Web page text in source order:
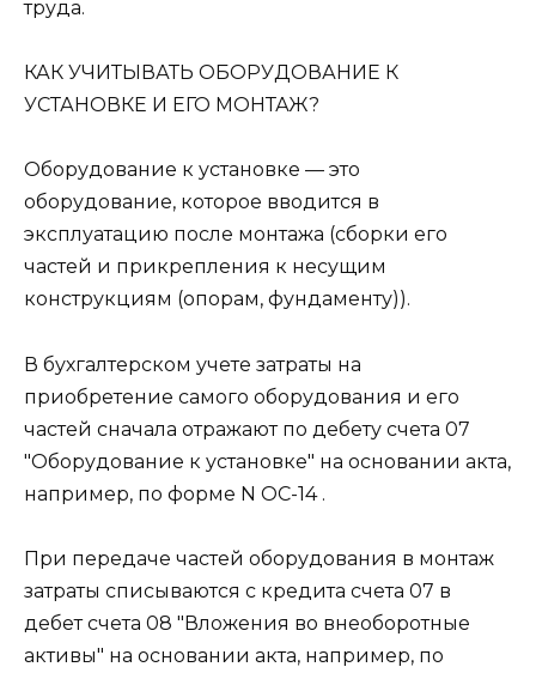
труда.
КАК УЧИТЫВАТЬ ОБОРУДОВАНИЕ К
УСТАНОВКЕ И ЕГО МОНТАЖ?
Оборудование к установке — это
оборудование, которое вводится в
эксплуатацию после монтажа (сборки его
частей и прикрепления к несущим
конструкциям (опорам, фундаменту)).
В бухгалтерском учете затраты на
приобретение самого оборудования и его
частей сначала отражают по дебету счета 07
"Оборудование к установке" на основании акта,
например, по форме N ОС-14 .
При передаче частей оборудования в монтаж
затраты списываются с кредита счета 07 в
дебет счета 08 "Вложения во внеоборотные
активы" на основании акта, например, по